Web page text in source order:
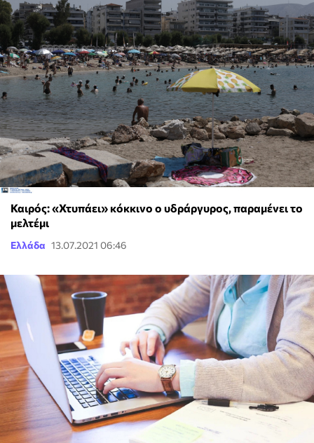
Καιρός: «Χτυπάει» κόκκινο ο υδράργυρος, παραμένει το
μελτέμι
Ελλάδα 13.07.2021 06:46